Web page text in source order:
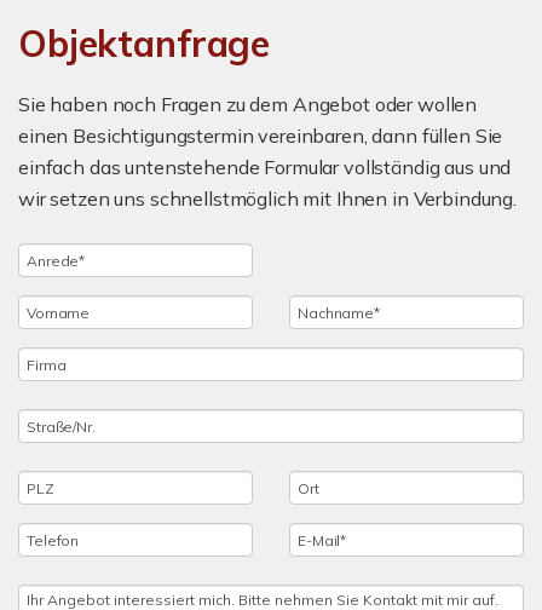
Objektanfrage
Sie haben noch Fragen zu dem Angebot oder wollen
einen Besichtigungstermin vereinbaren, dann füllen Sie
einfach das untenstehende Formular vollständig aus und
wir setzen uns schnellstmöglich mit Ihnen in Verbindung.